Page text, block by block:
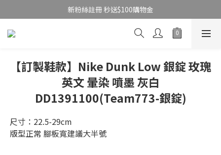
新粉絲註冊 秒送$100購物金
【訂製鞋款】Nike Dunk Low 銀錠 玫瑰
英文 暈染 噴墨 灰白
DD1391100(Team773-銀錠)
尺寸：22.5-29cm
版型正常 腳板寬建議大半號